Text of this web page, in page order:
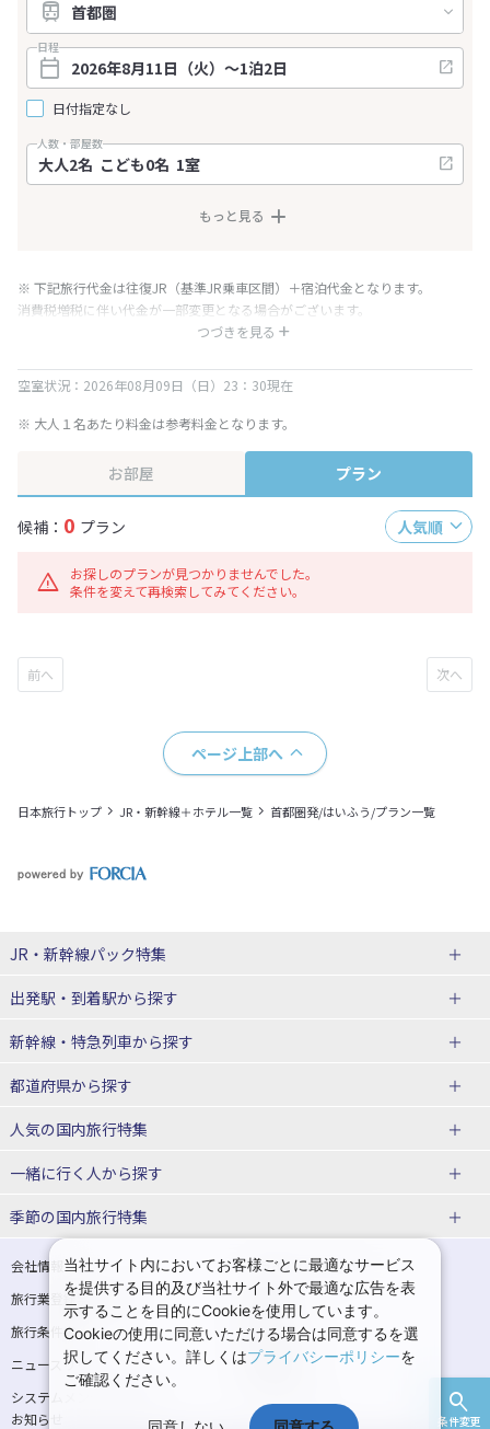
日程
日付指定なし
人数・部屋数
もっと見る
条件変更
つづきを見る
※ 下記旅行代金は往復JR（基準JR乗車区間）＋宿泊代金となります。
消費税増税に伴い代金が一部変更となる場合がございます。
※ 表示されている旅行代金・プラン内容は一定時間ごとに更新されます。最
空室状況：2026年08月09日（日）23：30現在
※ 大人１名あたり料金は参考料金となります。
お部屋 プラン
候補： 0 プラン 人気順
お探しのプランが見つかりませんでした。
条件を変えて再検索してみてください。
ページ上部へ
日本旅行トップ JR・新幹線＋ホテル一覧 首都圏発/はいふう/プラン一覧
JR・新幹線パック特集
JR・新幹線＋ホテルパック
出張パック
出発駅・到着駅から探す
秋田⇔東京 新幹線パック
仙台→東京 新幹線パック
富山⇔東京 新幹線パック
東京→仙台 新幹線パック
東京→金沢 新幹線パック
東京⇔軽井沢 新幹線パック 東京→長野 新幹線パック
東京→名古屋 新幹線パック 東京→京都 新幹線パック
東京→大阪（新大阪） 新幹線パッ
ク
東京→神戸（新神戸） 新幹線パッ
ク
東京→岡山 新幹線パック 東京→広島 新幹線パック
新幹線・特急列車から探す
北海道新幹線 旅行
山形新幹線 旅行
東海道新幹線 旅行
上越新幹線 旅行
九州新幹線 旅行 西九州新幹線 旅行
特急サンダーバード 旅行
都道府県から探す
北海道旅行・ツアー
東北
青森旅行・ツアー 岩手旅行・ツアー
宮城旅行・ツアー 秋田旅行・ツアー
山形旅行・ツアー 福島旅行・ツアー
関東
人気の国内旅行特集
東京ディズニーリゾート®への旅
ユニバーサル・スタジオ・ジャパ
温泉旅行 日帰り旅行
一緒に行く人から探す
一人旅 国内版
カップル・夫婦旅行 国内版 女子旅 国内版
卒業旅行・学生旅行 国内版
季節の国内旅行特集
桜・お花見特集
ゴールデンウィーク（GW）の国内
旅行
夏休み・お盆の国内旅行 7月の国内旅行
8月の国内旅行 9月の国内旅行
10月の国内旅行 11月の国内旅行
会社情報
プライバシーポリシー
旅行業登録票・約款
規約集
旅行条件書
商標について
ニュースリリース
採用情報
システムメンテナンスの
お知らせ
当社サイト内においてお客様ごとに最適なサービス
を提供する目的及び当社サイト外で最適な広告を表
示することを目的にCookieを使用しています。
Cookieの使用に同意いただける場合は同意するを選
択してください。詳しくはプライバシーポリシーを
ご確認ください。